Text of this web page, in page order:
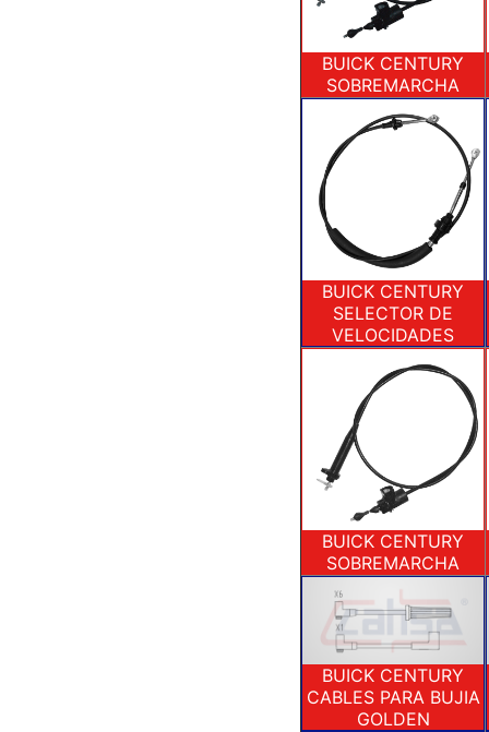
BUICK CENTURY
SOBREMARCHA
BUICK CENTURY
SELECTOR DE
VELOCIDADES
BUICK CENTURY
SOBREMARCHA
BUICK CENTURY
CABLES PARA BUJIA
GOLDEN